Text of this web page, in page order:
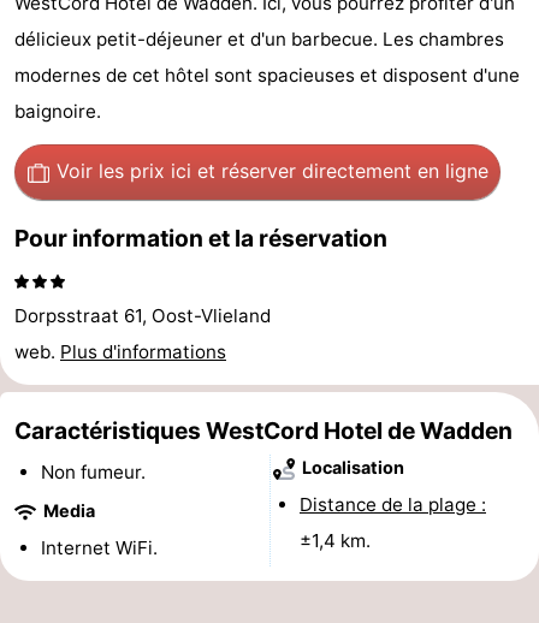
Last
minutes
Plages
et
faire
Lieux
d'intérêt
-
Monuments
-
vue
Croisières
-
délicieux petit-déjeuner et d'un barbecue. Les chambres
modernes de cet hôtel sont spacieuses et disposent d'une
baignoire.
Voir les prix ici et réserver directement en ligne
Pour information et la réservation
Dorpsstraat 61, Oost-Vlieland
web. Plus d'informations
Caractéristiques WestCord Hotel de Wadden
Non fumeur.
Media
Internet WiFi.
Localisation
Distance de la plage :
±1,4 km.